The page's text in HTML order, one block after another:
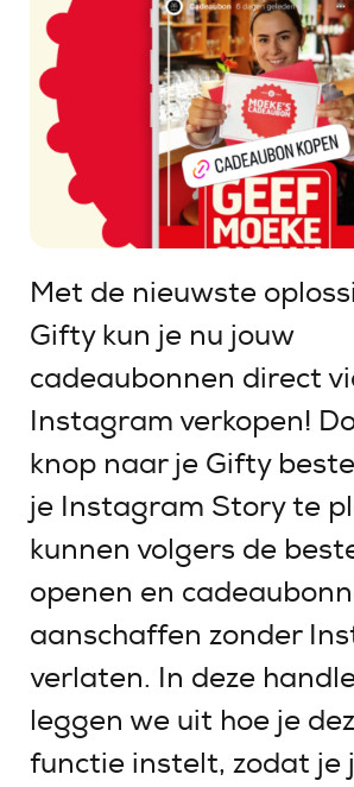
Met de nieuwste
Gifty kun je nu jouw
cadeaubonnen direct
Instagram verkopen!
knop naar je Gifty
je Instagram Story te
kunnen volgers de
openen en
aanschaffen zonder
verlaten. In deze
leggen we uit hoe je
functie instelt, zodat je